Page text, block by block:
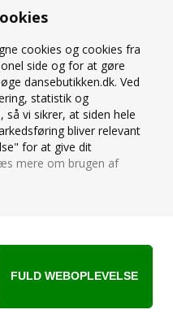
cookies og cookies fra
side og for at gøre
dansebutikken.dk. Ved
statistik og
så vi sikrer, at siden hele
bliver relevant
for at give dit
mere om brugen af
med andefod fra Roch
leggings er lavet af en